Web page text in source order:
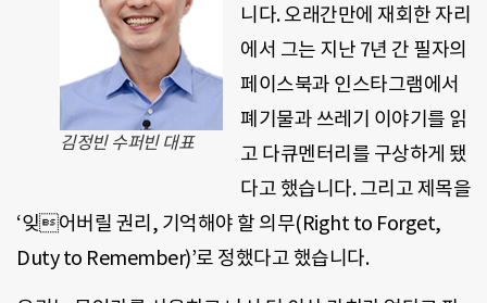
김정빈 수퍼빈 대표
니다. 오래간만에 재회한 자리
에서 그는 지난 7년 간 필자의
페이스북과 인스타그램에서
폐기물과 쓰레기 이야기를 읽
고 다큐멘터리를 구상하게 됐
다고 했습니다. 그리고 제목을
‘잊어버릴 권리, 기억해야 할 의무(Right to Forget,
Duty to Remember)’로 정했다고 했습니다.